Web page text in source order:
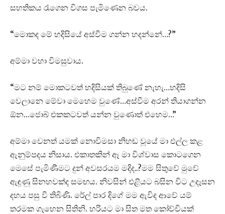
සහතිකය රැගෙන විගස පැමිණෙන බවය.
“මොකද මේ හදිසියේ අස්වීම ගන්න හදන්නේ…?”
අම්මා වහා විමසුවාය.
“මට නම් මොකටවත් හදිසියක් තිබුණේ නැහැ…හදිසි
වෙලානෙ මේවා මෙහෙම වුණේ…අස්වීම අරන් තියාගන්න
ඕන…ජොබ් එකකටවත් යන්න වුණොත් එහෙම…”
අම්මා වෙනත් යමක් නොවිමසා නිහඬ වූයේ මා එල්ල කළ
ඇනුම්පදය නිසාය. එකාතකින් ඈ මා විශ්වාස කොටගෙන
මෙසේ පැමිණීමට දුන් අවසරයම මදිද..?මම සිතුවේ මුවේ
ඇඳුණු සිනහවක්ද සමඟය. නිවසින් එළියට බසින විට උදෑසන
දහය පසු වී තිබිණි. රේල් පාර දිගේ මම ඇවිද ආවේ යම්
තරමක ගැහෙන සිතිනි. හරියට මා සිත මත කෝච්චියක්